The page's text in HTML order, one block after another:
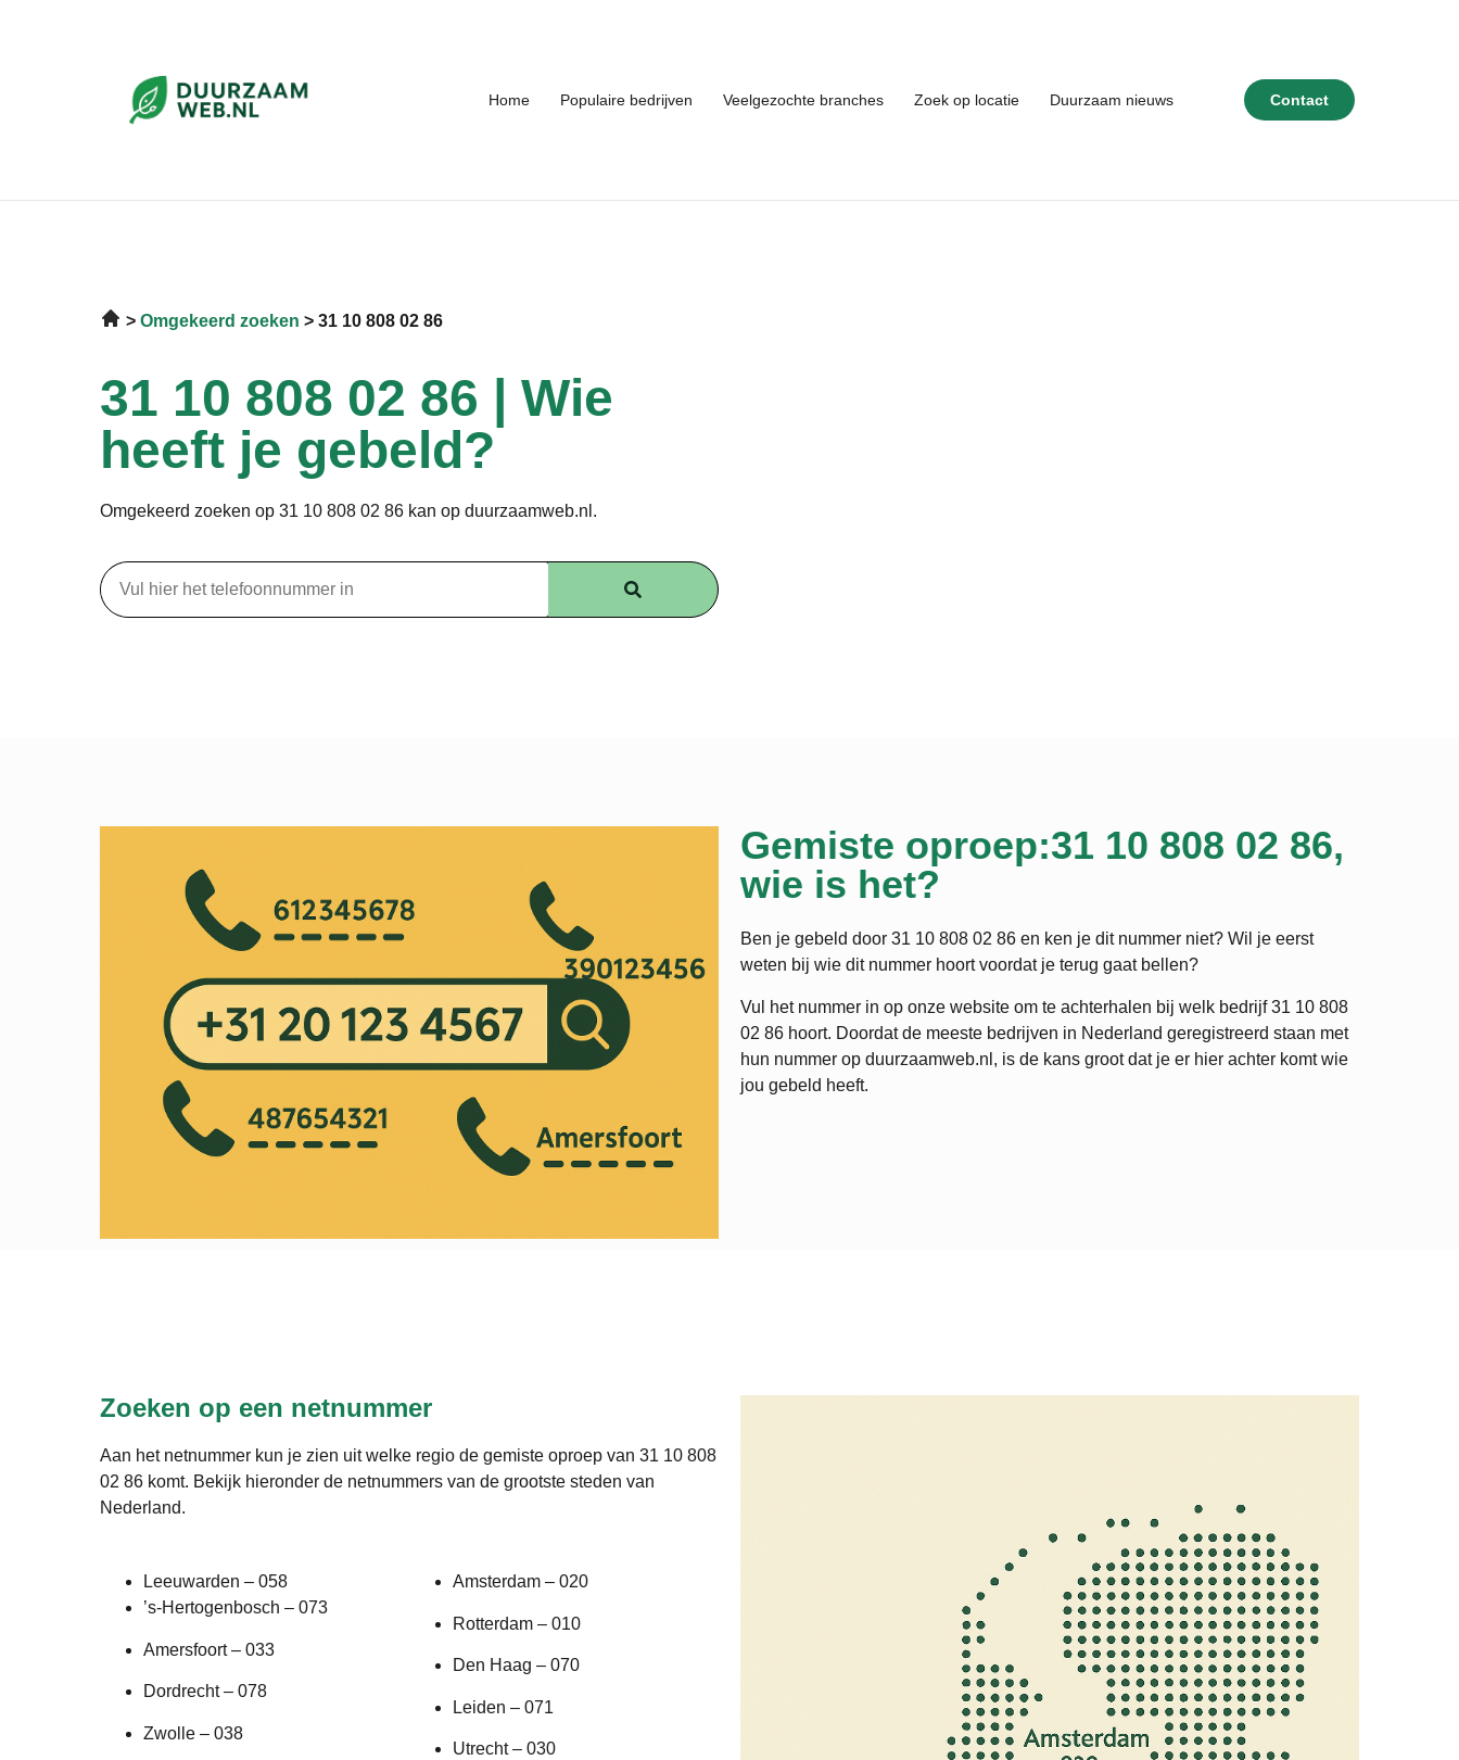
Home Populaire bedrijven Veelgezochte branches Zoek op locatie Duurzaam nieuws Contact
Omgekeerd zoeken 31 10 808 02 86
31 10 808 02 86 | Wie
heeft je gebeld?
Omgekeerd zoeken op 31 10 808 02 86 kan op duurzaamweb.nl.
Gemiste oproep:31 10 808 02 86,
wie is het?
Ben je gebeld door 31 10 808 02 86 en ken je dit nummer niet? Wil je eerst
weten bij wie dit nummer hoort voordat je terug gaat bellen?
Vul het nummer in op onze website om te achterhalen bij welk bedrijf31 10 808
02 86 hoort. Doordat de meeste bedrijven in Nederland geregistreerd staan met
hun nummer op duurzaamweb.nl, is de kans groot dat je er hier achter komt wie
jou gebeld heeft.
Zoeken op een netnummer
Aan het netnummer kun je zien uit welke regio de gemiste oproep van 31 10 808
02 86 komt. Bekijk hieronder de netnummers van de grootste steden van
Nederland.
Leeuwarden – 058
’s-Hertogenbosch – 073
Amersfoort – 033
Dordrecht – 078
Zwolle – 038
Amsterdam – 020
Rotterdam – 010
Den Haag – 070
Leiden – 071
Utrecht – 030